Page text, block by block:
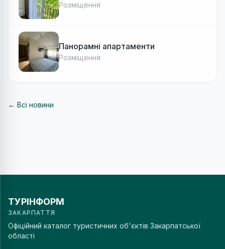
Розміщення
Панорамні апартаменти
Розміщення
← Всі новини
ТУРІНФОРМ
ЗАКАРПАТТЯ
Офіційний каталог туристичних об'єктів Закарпатської
області